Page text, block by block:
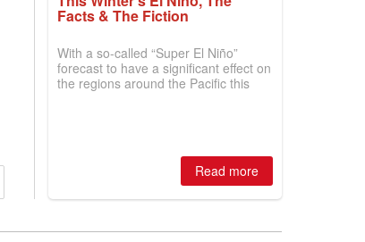
Facts & The Fiction
With a so-called “Super El Niño”
forecast to have a significant effect on
the regions around the Pacific this
Read more